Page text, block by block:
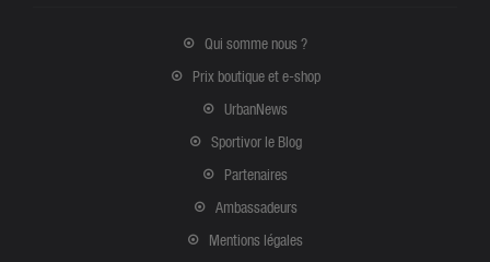
Qui somme nous ?
Prix boutique et e-shop
UrbanNews
Sportivor le Blog
Partenaires
Ambassadeurs
Mentions légales